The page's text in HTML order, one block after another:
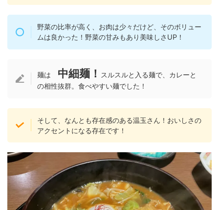
野菜の比率が高く、お肉は少々だけど、そのボリュー
ムは良かった！野菜の甘みもあり美味しさUP！
麺は 中細麺！
スルスルと入る麺で、カレーと
の相性抜群。食べやすい麺でした！
そして、なんとも存在感のある温玉さん！おいしさの
アクセントになる存在です！